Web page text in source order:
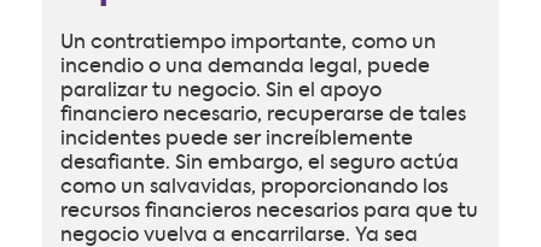
Un contratiempo importante, como un
incendio o una demanda legal, puede
paralizar tu negocio. Sin el apoyo
financiero necesario, recuperarse de tales
incidentes puede ser increíblemente
desafiante. Sin embargo, el seguro actúa
como un salvavidas, proporcionando los
recursos financieros necesarios para que tu
negocio vuelva a encarrilarse. Ya sea